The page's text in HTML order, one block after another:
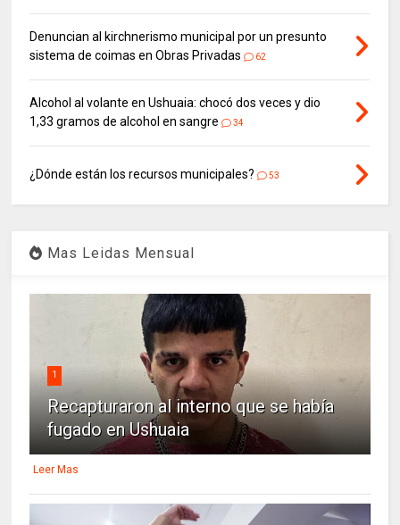
Denuncian al kirchnerismo municipal por un presunto
sistema de coimas en Obras Privadas
62
Alcohol al volante en Ushuaia: chocó dos veces y dio
1,33 gramos de alcohol en sangre
34
¿Dónde están los recursos municipales? 53
Mas Leidas Mensual
1
Recapturaron al interno que se había
fugado en Ushuaia
Leer Mas